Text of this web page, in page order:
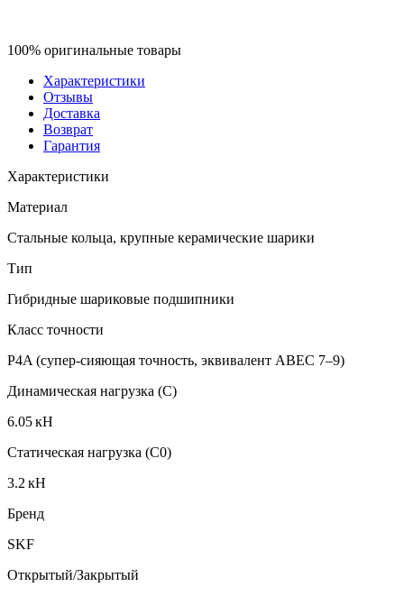
100% оригинальные товары
Характеристики
Отзывы
Доставка
Возврат
Гарантия
Характеристики
Материал
Стальные кольца, крупные керамические шарики
Тип
Гибридные шариковые подшипники
Класс точности
P4A (супер‑сияющая точность, эквивалент ABEC 7–9)
Динамическая нагрузка (C)
6.05 кН
Статическая нагрузка (C0)
3.2 кН
Бренд
SKF
Открытый/Закрытый